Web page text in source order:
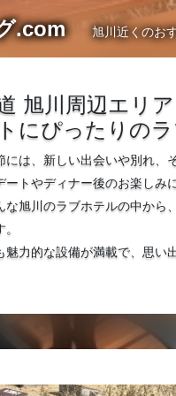
.com 旭川近くのお
旭川周辺エリア
にぴったりの
には、新しい出会いや別れ、
ートやディナー後のお楽しみ
な旭川のラブホテルの中から
魅力的な設備が満載で、思い